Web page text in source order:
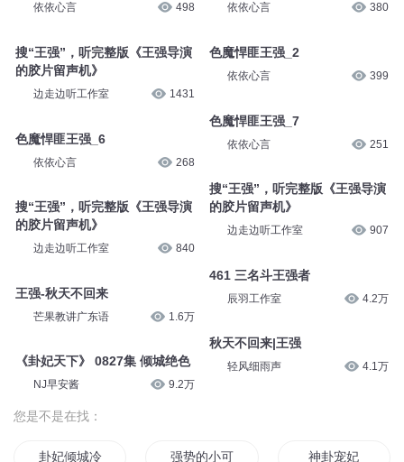
依依心言 498
搜“王强”，听完整版《王强导演
的胶片留声机》
边走边听工作室 1431
色魔悍匪王强_6
依依心言 268
搜“王强”，听完整版《王强导演
的胶片留声机》
边走边听工作室 840
王强-秋天不回来
芒果教讲广东语 1.6万
《卦妃天下》 0827集 倾城绝色
NJ早安酱 9.2万
依依心言 380
色魔悍匪王强_2
依依心言 399
色魔悍匪王强_7
依依心言 251
搜“王强”，听完整版《王强导演
的胶片留声机》
边走边听工作室 907
461 三名斗王强者
辰羽工作室 4.2万
秋天不回来|王强
轻风细雨声 4.1万
您是不是在找：
卦妃倾城冷王强势宠苏栩商临渊
强势的小可爱 神卦宠妃